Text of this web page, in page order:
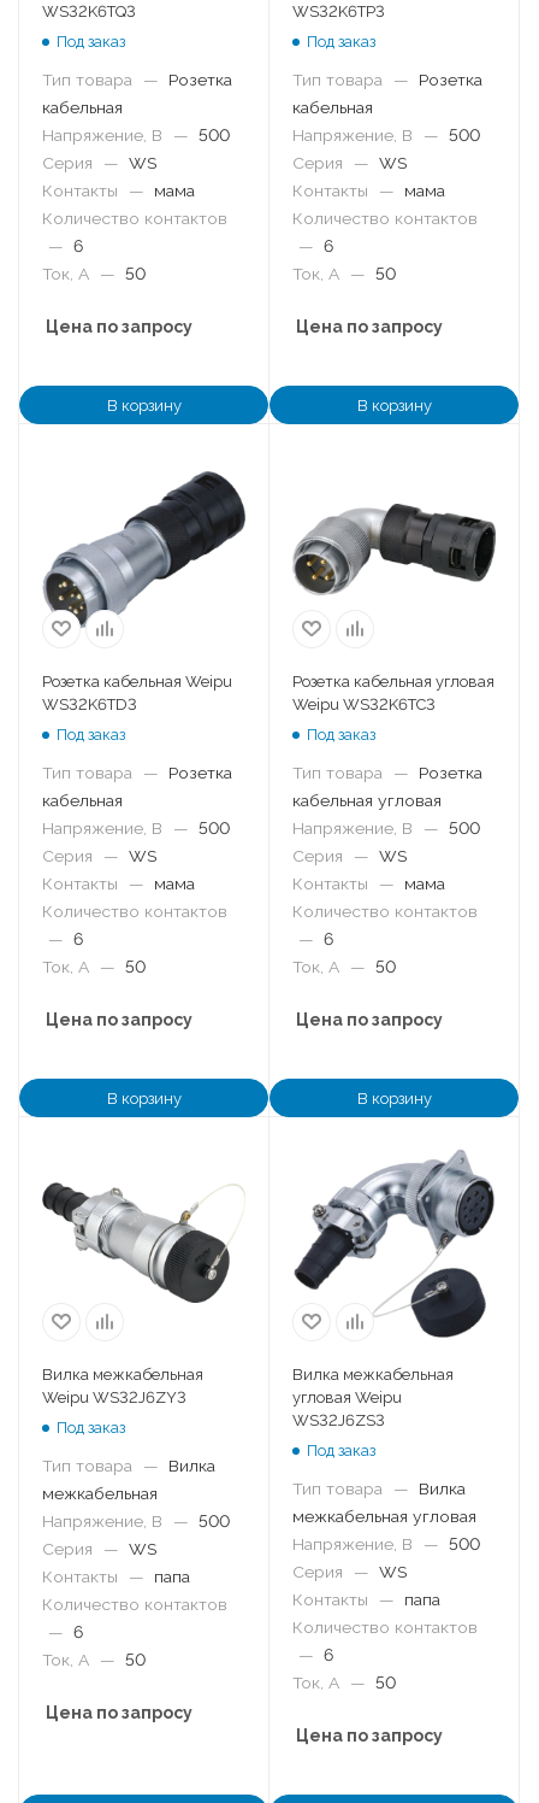
WS32K6TQ3
Под заказ
Тип товара —
Розетка
кабельная
Напряжение, В
— 500
Серия
— WS
Контакты
—
мама
Количество контактов
— 6
Ток, А
— 50
Цена по запросу
В корзину
WS32K6TP3
Под заказ
Тип товара —
Розетка
кабельная
Напряжение, В
— 500
Серия
— WS
Контакты
—
мама
Количество контактов
— 6
Ток, А
— 50
Цена по запросу
В корзину
Розетка кабельная Weipu
WS32K6TD3
Под заказ
Тип товара —
Розетка
кабельная
Напряжение, В
— 500
Серия
— WS
Контакты
—
мама
Количество контактов
— 6
Ток, А
— 50
Цена по запросу
В корзину
Розетка кабельная угловая
Weipu WS32K6TC3
Под заказ
Тип товара —
Розетка
кабельная угловая
Напряжение, В
— 500
Серия
— WS
Контакты
—
мама
Количество контактов
— 6
Ток, А
— 50
Цена по запросу
В корзину
Вилка межкабельная
Weipu WS32J6ZY3
Под заказ
Тип товара —
Вилка
межкабельная
Напряжение, В
— 500
Серия
— WS
Контакты
—
папа
Количество контактов
— 6
Ток, А
— 50
Цена по запросу
Вилка межкабельная
угловая Weipu
WS32J6ZS3
Под заказ
Тип товара —
Вилка
межкабельная угловая
Напряжение, В
— 500
Серия
— WS
Контакты
—
папа
Количество контактов
— 6
Ток, А
— 50
Цена по запросу